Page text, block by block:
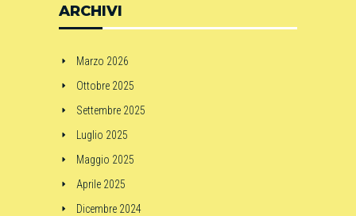
ARCHIVI
Marzo 2026
Ottobre 2025
Settembre 2025
Luglio 2025
Maggio 2025
Aprile 2025
Dicembre 2024